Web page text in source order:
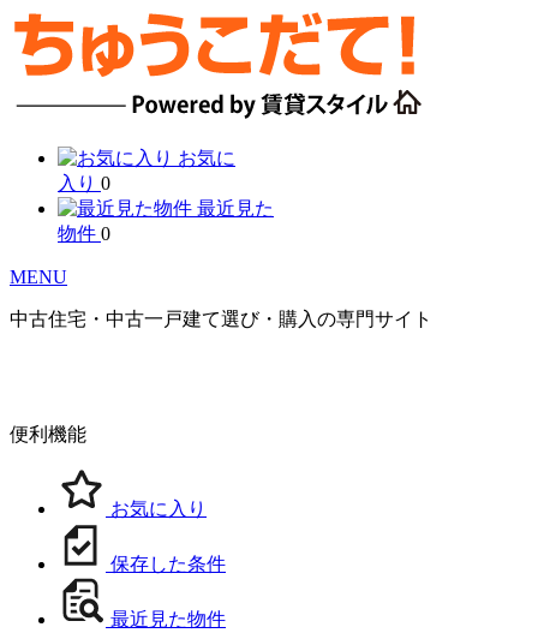
お気に
入り 0
最近見た
物件 0
MENU
中古住宅・中古一戸建て選び・購入の専門サイト
便利機能
お気に入り
保存した条件
最近見た物件